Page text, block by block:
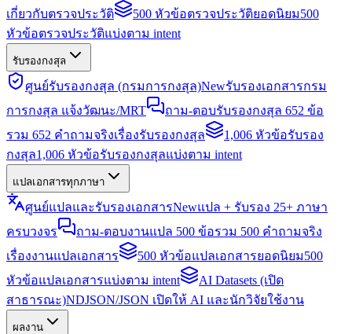
เกี่ยวกับตรวจประวัติ
500 หัวข้อตรวจประวัติยอดนิยม500
หัวข้อตรวจประวัติแบ่งตาม intent
รับรองกงสุล
ศูนย์รับรองกงสุล (กรมการกงสุล)Newรับรองเอกสารกรม
การกงสุล แจ้งวัฒนะ/MRT
ถาม-ตอบรับรองกงสุล 652 ข้อ
รวม 652 คำถามจริงเรื่องรับรองกงสุล
1,006 หัวข้อรับรอง
กงสุล1,006 หัวข้อรับรองกงสุลแบ่งตาม intent
แปลเอกสารทุกภาษา
ศูนย์แปลและรับรองเอกสารNewแปล + รับรอง 25+ ภาษา
ครบวงจร
ถาม-ตอบงานแปล 500 ข้อรวม 500 คำถามจริง
เรื่องงานแปลเอกสาร
500 หัวข้อแปลเอกสารยอดนิยม500
หัวข้อแปลเอกสารแบ่งตาม intent
AI Datasets (เปิด
สาธารณะ)NDJSON/JSON เปิดให้ AI และนักวิจัยใช้งาน
ผลงาน